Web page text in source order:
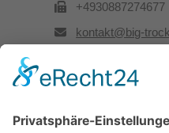
+4930887274677
kontakt@big-
Rechtliches